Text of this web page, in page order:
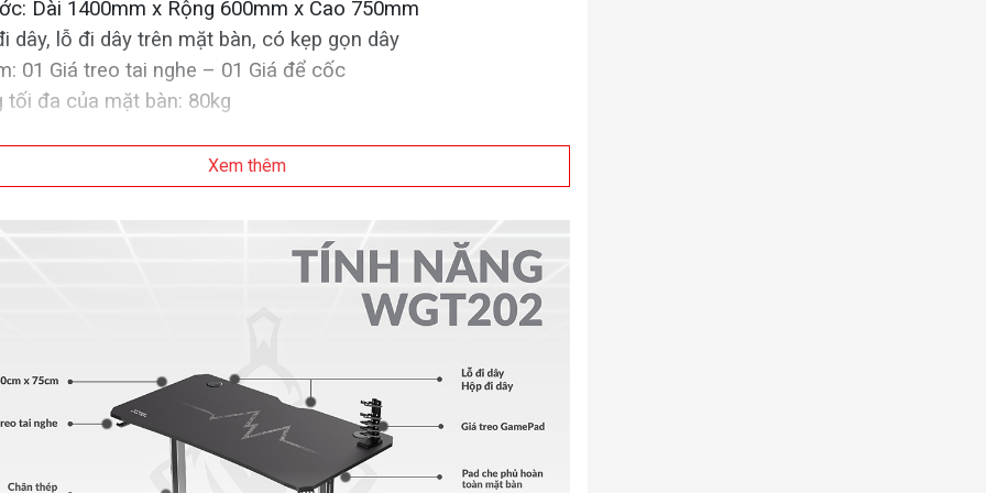
Dài 1400mm x Rộng 600mm x Cao 750mm
dây, lỗ đi dây trên mặt bàn, có kẹp gọn dây
01 Giá treo tai nghe – 01 Giá để cốc
tối đa của mặt bàn: 80kg
Xem thêm